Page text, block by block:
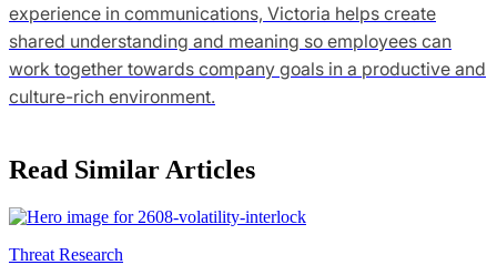
experience in communications, Victoria helps create
shared understanding and meaning so employees can
work together towards company goals in a productive and
culture-rich environment.
Read Similar Articles
Threat Research